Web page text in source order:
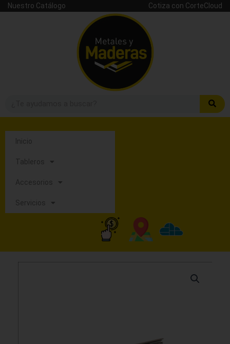
Nuestro Catálogo Cotiza con CorteCloud
Inicio
Tableros
Accesorios
Servicios